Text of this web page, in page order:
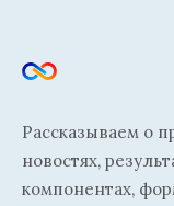
Рассказываем о
новостях,
компонентах,